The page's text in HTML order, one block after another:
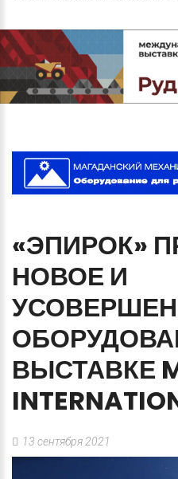
«ЭПИРОК»
НОВОЕ И
ВЫСТАВКЕ
13 сентября 2021